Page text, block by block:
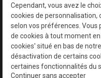
Cependant, vous avez le
cookies de
selon vos préférences.
de cookies à tout moment
cookies' situé en bas de
désactivation de certains
certaines fonctionnalités du
Continuer sans accepter